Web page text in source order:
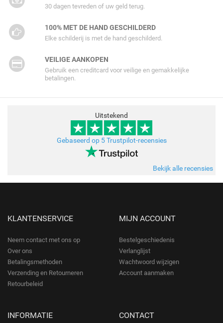
30 dagen tevreden of uw geld terug.
100% MET DE HAND GESCHILDERD
Elke schilderij is met de hand geschilderd.
VEILIGE AANKOPEN
Gebruik een creditcard voor veilige en gemakkelijke
betalingen.
Uitstekend
Gebaseerd op 5 Trustpilot-recensies
Bekijk alle recensies
KLANTENSERVICE
Neem contact met ons op
Over ons
Betalingsmethoden
Verzending en Retourneren
Retourbeleid
MIJN ACCOUNT
Bestelgeschiedenis
Verlanglijst
Wachtwoord wijzigen
Account aanmaken
INFORMATIE CONTACT